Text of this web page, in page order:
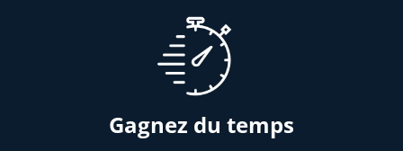
Gagnez du temps